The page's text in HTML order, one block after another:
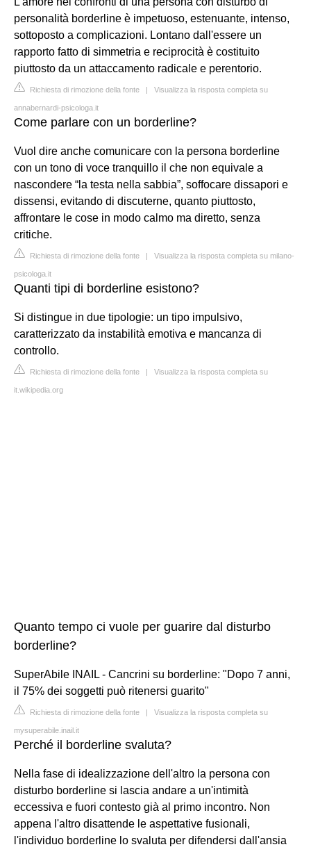
personalità borderline è impetuoso, estenuante, intenso,
sottoposto a complicazioni. Lontano dall'essere un
rapporto fatto di simmetria e reciprocità è costituito
piuttosto da un attaccamento radicale e perentorio.
Richiesta di rimozione della fonte | Visualizza la risposta completa su
annabernardi-psicologa.it
Come parlare con un borderline?
Vuol dire anche comunicare con la persona borderline
con un tono di voce tranquillo il che non equivale a
nascondere “la testa nella sabbia”, soffocare dissapori e
dissensi, evitando di discuterne, quanto piuttosto,
affrontare le cose in modo calmo ma diretto, senza
critiche.
Richiesta di rimozione della fonte | Visualizza la risposta completa su milano-
psicologa.it
Quanti tipi di borderline esistono?
Si distingue in due tipologie: un tipo impulsivo,
caratterizzato da instabilità emotiva e mancanza di
controllo.
Richiesta di rimozione della fonte | Visualizza la risposta completa su
it.wikipedia.org
Quanto tempo ci vuole per guarire dal disturbo
borderline?
SuperAbile INAIL - Cancrini su borderline: "Dopo 7 anni,
il 75% dei soggetti può ritenersi guarito"
Richiesta di rimozione della fonte | Visualizza la risposta completa su
mysuperabile.inail.it
Perché il borderline svaluta?
Nella fase di idealizzazione dell'altro la persona con
disturbo borderline si lascia andare a un'intimità
eccessiva e fuori contesto già al primo incontro. Non
appena l'altro disattende le aspettative fusionali,
l'individuo borderline lo svaluta per difendersi dall'ansia